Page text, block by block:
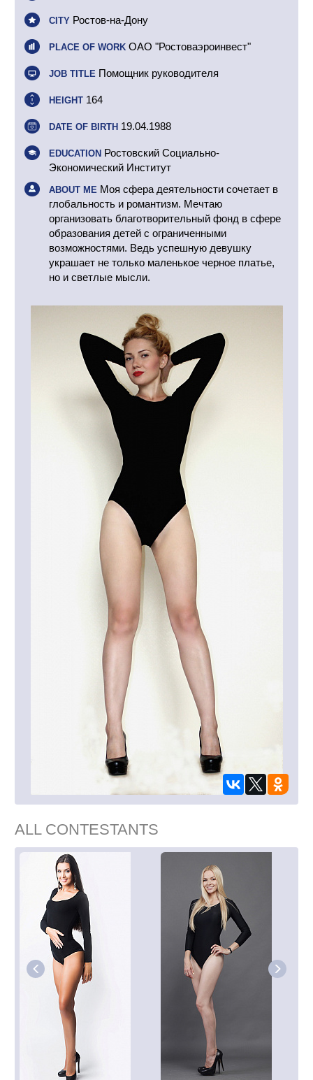
CITY Ростов-на-Дону
PLACE OF WORK ОАО "Ростоваэроинвест"
JOB TITLE Помощник руководителя
HEIGHT 164
DATE OF BIRTH 19.04.1988
EDUCATION Ростовский Социально-
Экономический Институт
ABOUT ME Моя сфера деятельности сочетает в
глобальность и романтизм. Мечтаю
организовать благотворительный фонд в сфере
образования детей с ограниченными
возможностями. Ведь успешную девушку
украшает не только маленькое черное платье,
но и светлые мысли.
ALL CONTESTANTS